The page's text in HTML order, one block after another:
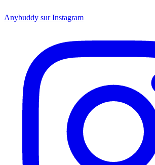
Anybuddy sur Instagram